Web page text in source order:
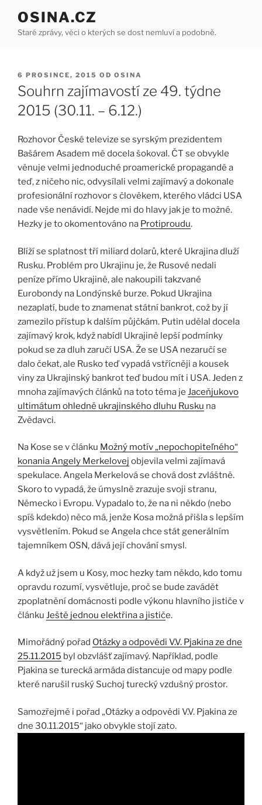
obsahu
OSINA.CZ
Staré zprávy, věci o kterých se dost nemluví a podobně.
PUBLIKOVÁNO
6 PROSINCE, 2015 OD OSINA
Souhrn zajímavostí ze 49. týdne
2015 (30.11. – 6.12.)
Rozhovor České televize se syrským prezidentem
Bašárem Asadem mě docela šokoval. ČT se obvykle
věnuje velmi jednoduché proamerické propagandě a
teď, z ničeho nic, odvysílali velmi zajímavý a dokonale
profesionální rozhovor s člověkem, kterého vládci USA
nade vše nenávidí. Nejde mi do hlavy jak je to možné.
Hezky je to okomentováno na Protiproudu.
Blíží se splatnost tří miliard dolarů, které Ukrajina dluží
Rusku. Problém pro Ukrajinu je, že Rusové nedali
peníze přímo Ukrajině, ale nakoupili takzvané
Eurobondy na Londýnské burze. Pokud Ukrajina
nezaplatí, bude to znamenat státní bankrot, což by jí
zamezilo přístup k dalším půjčkám. Putin udělal docela
zajímavý krok, když nabídl Ukrajině lepší podmínky
pokud se za dluh zaručí USA. Že se USA nezaručí se
dalo čekat, ale Rusko teď vypadá vstřícněji a kousek
viny za Ukrajinský bankrot teď budou mít i USA. Jeden z
mnoha zajímavých článků na toto téma je Jaceňjukovo
ultimátum ohledně ukrajinského dluhu Rusku na
Zvědavci.
Na Kose se v článku Možný motív „nepochopiteľného“
konania Angely Merkelovej objevila velmi zajímavá
spekulace. Angela Merkelová se chová dost zvláštně.
Skoro to vypadá, že úmyslně zrazuje svoji stranu,
Německo i Evropu. Vypadalo to, že na ni někdo (nebo
spíš kdekdo) něco má, jenže Kosa možná přišla s lepším
vysvětlením. Pokud se Angela chce stát generálním
tajemníkem OSN, dává její chování smysl.
A když už jsem u Kosy, moc hezky tam někdo, kdo tomu
opravdu rozumí, vysvětluje, proč se bude zavádět
zpoplatnění domácnosti podle výkonu hlavního jističe v
článku Ještě jednou elektřina a jističe.
Mimořádný pořad Otázky a odpovědi V.V. Pjakina ze dne
25.11.2015 byl obzvlášť zajímavý. Například, podle
Pjakina se turecká armáda distancuje od mapy podle
které narušil ruský Suchoj turecký vzdušný prostor.
Samozřejmě i pořad „Otázky a odpovědi V.V. Pjakina ze
dne 30.11.2015“ jako obvykle stojí zato.